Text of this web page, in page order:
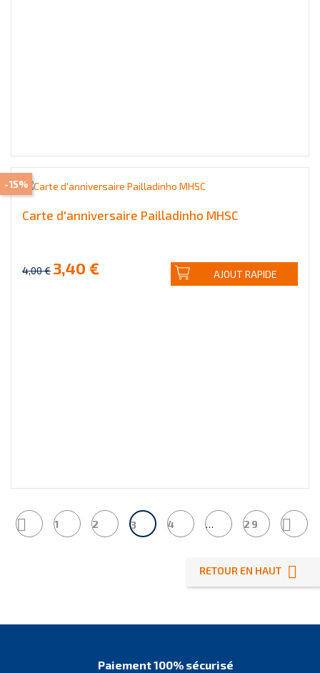
Carte d'anniversaire Pailladinho MHSC
4,00 € 3,40 € AJOUT RAPIDE
-15%
 1 2 3 4 … 29 
RETOUR EN HAUT 
Paiement 100% sécurisé